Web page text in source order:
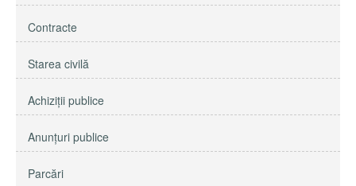
Contracte
Starea civilă
Achiziţii publice
Anunţuri publice
Parcări